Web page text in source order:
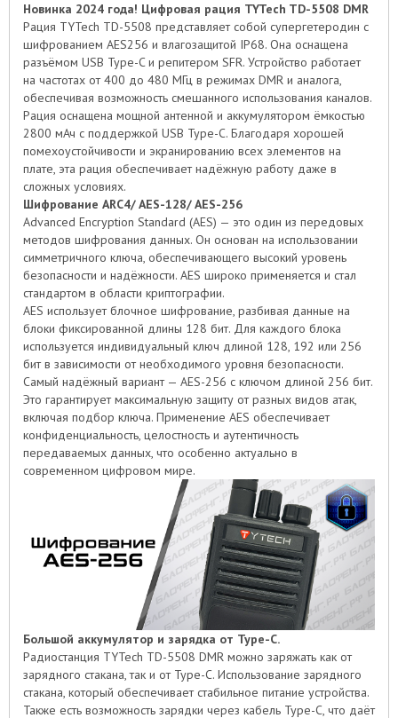
Новинка 2024 года! Цифровая рация TYTech TD-5508 DMR
Рация TYTech TD-5508 представляет собой супергетеродин с
шифрованием AES256 и влагозащитой IP68. Она оснащена
разъёмом USB Type-C и репитером SFR. Устройство работает
на частотах от 400 до 480 МГц в режимах DMR и аналога,
обеспечивая возможность смешанного использования каналов.
Рация оснащена мощной антенной и аккумулятором ёмкостью
2800 мАч с поддержкой USB Type-C. Благодаря хорошей
помехоустойчивости и экранированию всех элементов на
плате, эта рация обеспечивает надёжную работу даже в
сложных условиях.
Шифрование ARC4/ AES-128/ AES-256
Advanced Encryption Standard (AES) — это один из передовых
методов шифрования данных. Он основан на использовании
симметричного ключа, обеспечивающего высокий уровень
безопасности и надёжности. AES широко применяется и стал
стандартом в области криптографии.
AES использует блочное шифрование, разбивая данные на
блоки фиксированной длины 128 бит. Для каждого блока
используется индивидуальный ключ длиной 128, 192 или 256
бит в зависимости от необходимого уровня безопасности.
Самый надёжный вариант — AES-256 с ключом длиной 256 бит.
Это гарантирует максимальную защиту от разных видов атак,
включая подбор ключа. Применение AES обеспечивает
конфиденциальность, целостность и аутентичность
передаваемых данных, что особенно актуально в
современном цифровом мире.
Большой аккумулятор и зарядка от Type-C.
Радиостанция TYTech TD-5508 DMR можно заряжать как от
зарядного стакана, так и от Type-C. Использование зарядного
стакана, который обеспечивает стабильное питание устройства.
Также есть возможность зарядки через кабель Type-C, что даёт